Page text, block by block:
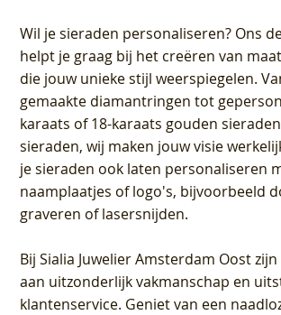
Wil je sieraden personaliseren? Ons
helpt je graag bij het creëren van
die jouw unieke stijl weerspiegelen.
gemaakte diamantringen tot
karaats of 18-karaats gouden
sieraden, wij maken jouw visie
je sieraden ook laten personaliseren
naamplaatjes of logo's, bijvoorbeeld
graveren of lasersnijden.
BijSialia Juwelier Amsterdam Oost
aan uitzonderlijk vakmanschap en
klantenservice. Geniet van een